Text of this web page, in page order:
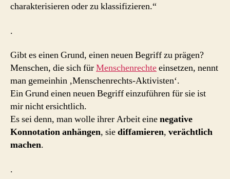
charakterisieren oder zu klassifizieren.“
.
Gibt es einen Grund, einen neuen Begriff zu prägen?
Menschen, die sich fürMenschenrechteeinsetzen, nennt
man gemeinhin ‚Menschenrechts-Aktivisten‘.
Ein Grund einen neuen Begriff einzuführen für sie ist
mir nicht ersichtlich.
Es sei denn, man wolle ihrer Arbeit einenegative
Konnotation anhängen, siediffamieren, verächtlich
machen.
.